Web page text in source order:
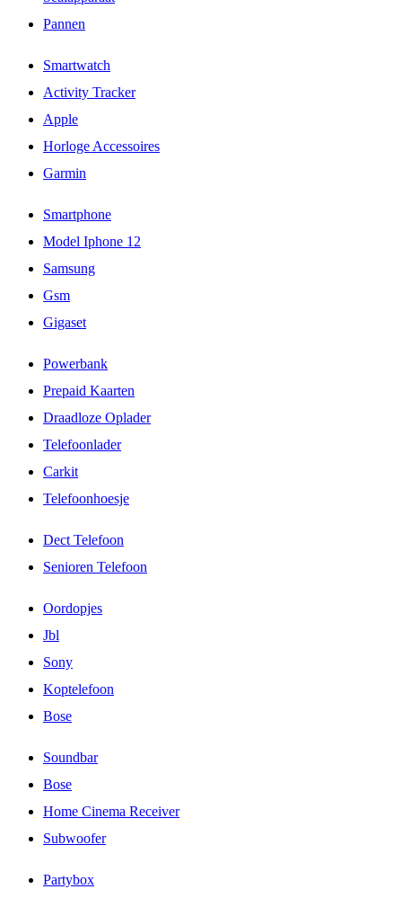
Pannen
Smartwatch
Activity Tracker
Apple
Horloge Accessoires
Garmin
Smartphone
Model Iphone 12
Samsung
Gsm
Gigaset
Powerbank
Prepaid Kaarten
Draadloze Oplader
Telefoonlader
Carkit
Telefoonhoesje
Dect Telefoon
Senioren Telefoon
Oordopjes
Jbl
Sony
Koptelefoon
Bose
Soundbar
Bose
Home Cinema Receiver
Subwoofer
Partybox